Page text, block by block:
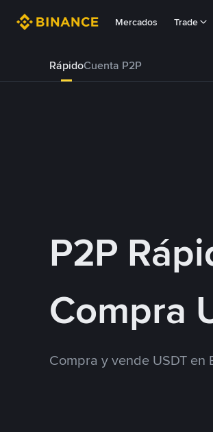
Mercados Trade
RápidoCuenta P2P
P2P
Compra
Compra y vende USDT